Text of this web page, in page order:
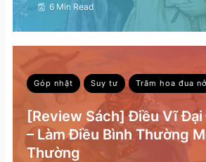
6 Min Read
Góp nhặt Suy tư Trăm hoa đua nở
[Review Sách] Điều Vĩ
– Làm Điều Bình Thường
Thường